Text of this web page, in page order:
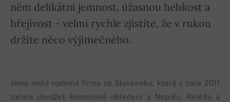
něm delikátní jemnost, úžasnou hebkost a
hřejivost - velmi rychle zjistíte, že v rukou
držíte něco výjimečného.
Jsme malá rodinná firma ze Slovenska, která v roce 2011
začala dovážet kašmírové oblečení z Nepálu. Kvalita a